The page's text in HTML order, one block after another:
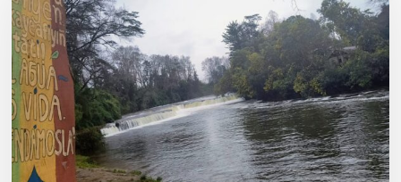
del
Salto
Donguil
y
el
territorio